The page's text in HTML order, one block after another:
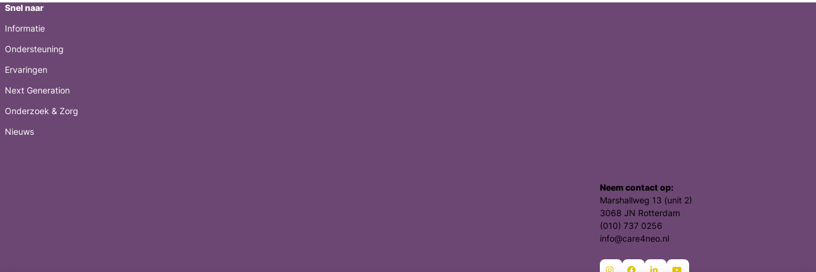
Snel naar
Informatie
Ondersteuning
Ervaringen
Next Generation
Onderzoek & Zorg
Nieuws
Neem contact op:
Marshallweg 13 (unit 2)
3068 JN Rotterdam
(010) 737 0256
info@care4neo.nl